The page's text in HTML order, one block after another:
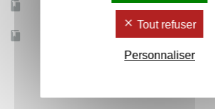
Mobilité d'études Oui
Accessible à distance Non
Tout refuser
Personnaliser